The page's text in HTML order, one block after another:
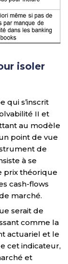
isoler
qui s’inscrit
II et
au modèle
point de vue
de
à se
prix théorique
cash-flows
marché.
serait de
comme la
actuariel et le
cet indicateur,
et